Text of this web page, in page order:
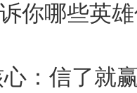
你哪些英
心：信了就